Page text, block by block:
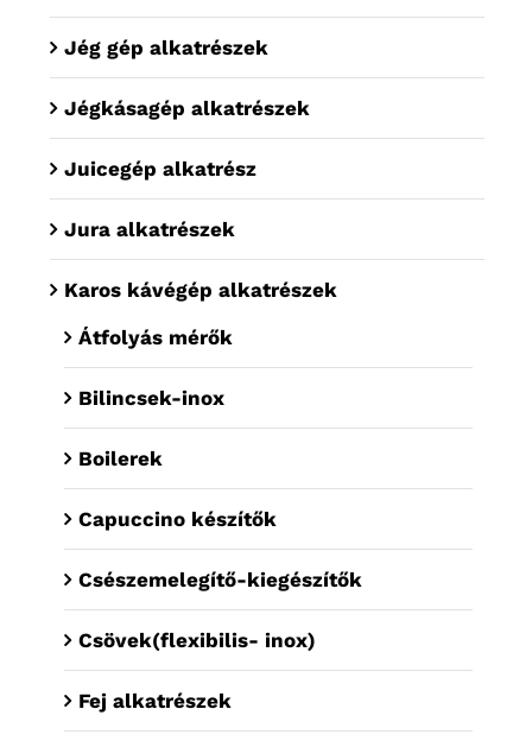
Jég gép alkatrészek
Jégkásagép alkatrészek
Juicegép alkatrész
Jura alkatrészek
Karos kávégép alkatrészek
Átfolyás mérők
Bilincsek-inox
Boilerek
Capuccino készítők
Csészemelegítő-kiegészítők
Csövek(flexibilis- inox)
Fej alkatrészek